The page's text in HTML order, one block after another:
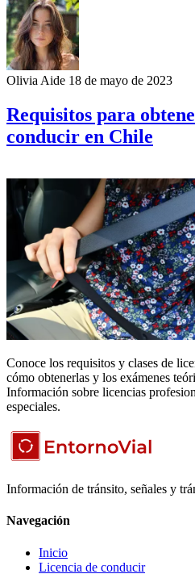
Olivia Aide 18 de mayo de 2023
Requisitos para
conducir en Chile
Conoce los requisitos y clases de
cómo obtenerlas y los exámenes
Información sobre licencias
especiales.
Información de tránsito, señales y
Navegación
Inicio
Licencia de conducir